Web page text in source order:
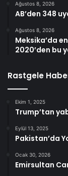
Ağustos 8, 2026
AB’den 348
Ağustos 8, 2026
Meksika’da
2020’den bu
Rastgele
Ekim 1, 2025
Trump’tan
Eylül 13, 2025
Pakistan’da
Ocak 30, 2026
Emirsultan